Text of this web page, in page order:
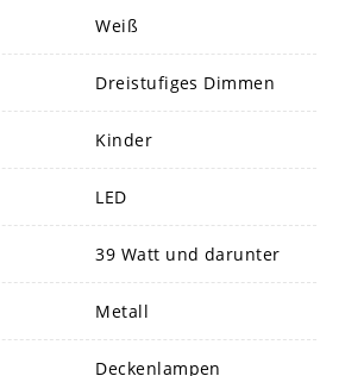
Weiß
Dreistufiges Dimmen
Kinder
LED
39 Watt und darunter
Metall
Deckenlampen